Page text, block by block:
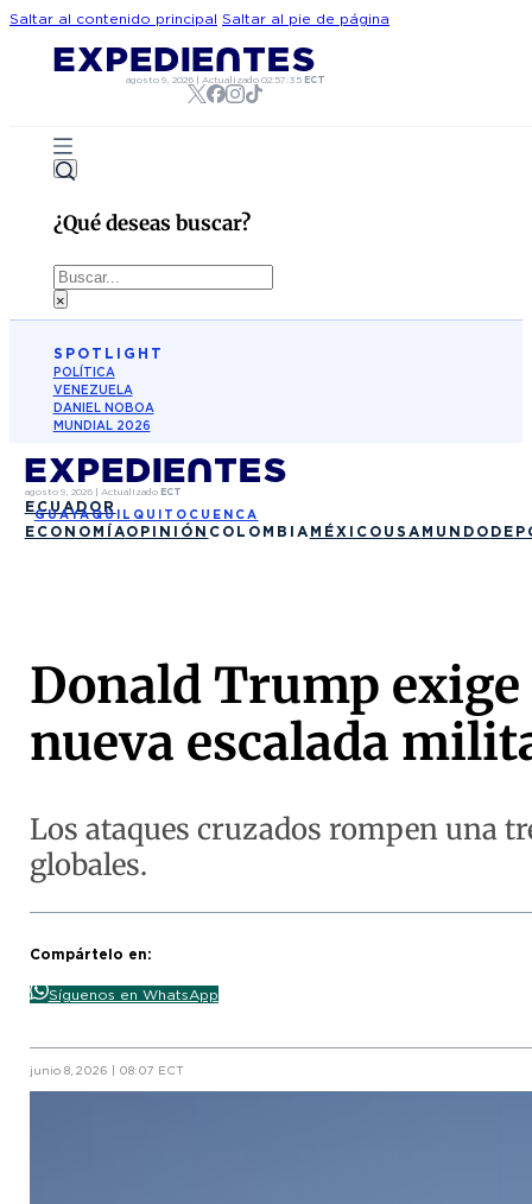
Saltar al contenido principal Saltar al pie de página
agosto 9, 2026 |Actualizado02:57:35 ECT
¿Qué deseas buscar?
Buscar
×
SPOTLIGHT
POLÍTICA
VENEZUELA
DANIEL NOBOA
MUNDIAL 2026
agosto 9, 2026| Actualizado ECT
ECUADOR
GUAYAQUIL QUITO CUENCA
ECONOMÍAOPINIÓN COLOMBIA MÉXICO USA MUNDO
Donald Trump
nueva escalada
Los ataques cruzados rompen una
globales.
Compártelo en:
Síguenos en WhatsApp
junio 8, 2026 | 08:07 ECT